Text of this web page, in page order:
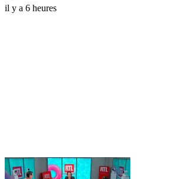
il y a 6 heures